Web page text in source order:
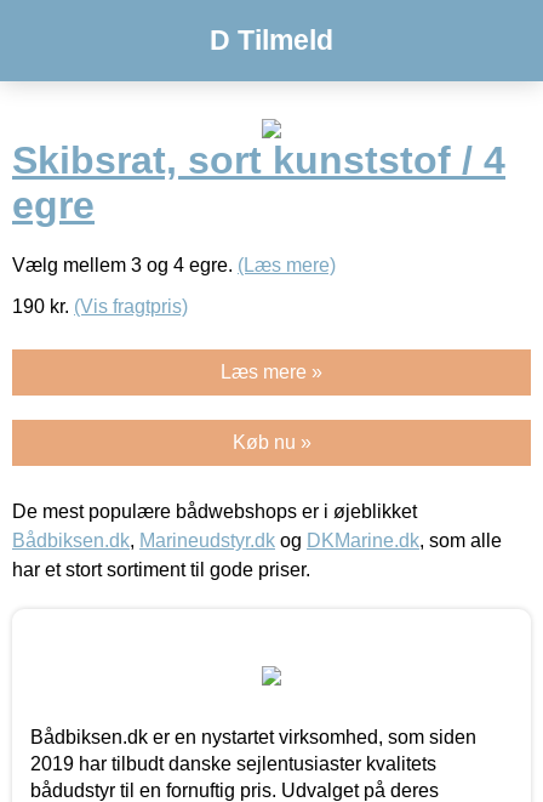
D Tilmeld
Skibsrat, sort kunststof / 4
egre
Vælg mellem 3 og 4 egre. (Læs mere)
190 kr. (Vis fragtpris)
Læs mere »
Køb nu »
De mest populære bådwebshops er i øjeblikket
Bådbiksen.dk, Marineudstyr.dk og DKMarine.dk, som alle
har et stort sortiment til gode priser.
Bådbiksen.dk er en nystartet virksomhed, som siden
2019 har tilbudt danske sejlentusiaster kvalitets
bådudstyr til en fornuftig pris. Udvalget på deres